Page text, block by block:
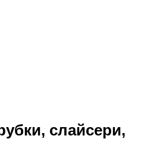
слайсери,